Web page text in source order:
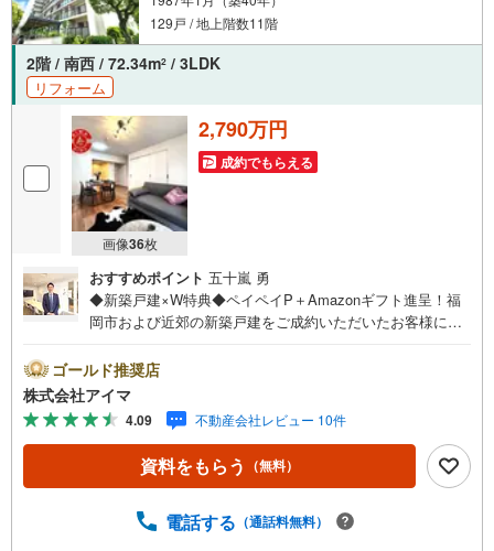
129戸 / 地上階数11階
2階 / 南西 / 72.34m2 / 3LDK
リフォーム
画像36枚
2,790万円
成約でもらえる
おすすめポイント 五十嵐 勇
◆新築戸建×W特典◆ペイペイP＋Amazonギフト進呈！福
岡市および近郊の新築戸建をご成約いただいたお客様に、
当社独自の企業努力によるキャンペーンで、他では手に入
りません。特典は期間限定・数量限定のため、お早めにご
相談ください。さらに大手ネット銀行と提携し低金利住宅
ローンをご案内。お借入期間01～40年:金利0.949％、41～5
0年:1.349％と、利上げ前の今こそ注目の水準です。他金融
機関とも多数提携し、福岡市内・郊外で新築戸建をご検討
ンをご提案します。平日・夜間の現地案内や、ご自宅・最
ゴールド推奨店
株式会社アイマ
4.09 不動産会社レビュー 10件
資料をもらう （無料）
電話する （通話料無料）